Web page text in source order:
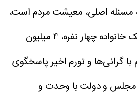
مسئله اصلی، معیشت مردم است،
گفت: اکنون کالابرگ یک خانواده چهار نفره، ۴ میلیون
گرانی‌ها و تورم اخیر پاسخگوی
مجلس و دولت با وحدت و